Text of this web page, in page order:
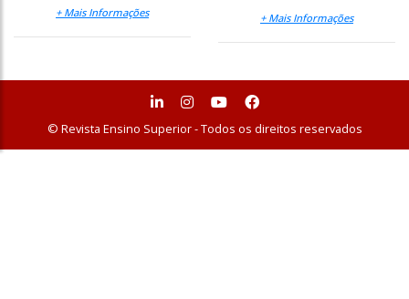
+ Mais Informações + Mais Informações
© Revista Ensino Superior - Todos os direitos reservados